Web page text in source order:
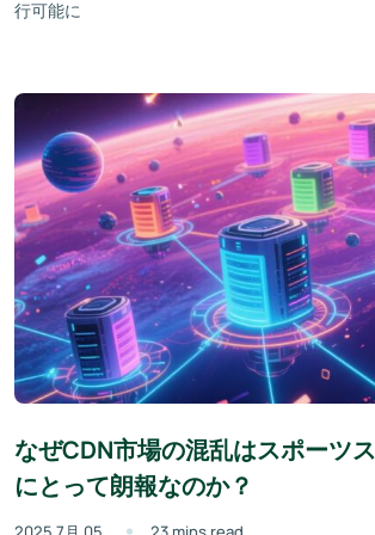
行可能に
なぜCDN市場の混乱はスポーツ
にとって朗報なのか？